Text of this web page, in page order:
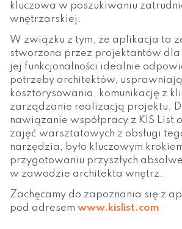
kluczowa w poszukiwaniu
wnętrzarskiej.
W związku z tym, że aplikacja ta
stworzona przez projektantów
jej funkcjonalności idealnie
potrzeby architektów,
kosztorysowania, komunikację z
zarządzanie realizacją projektu.
nawiązanie współpracy z KIS List
zajęć warsztatowych z obsługi
narzędzia, było kluczowym
przygotowaniu przyszłych
w zawodzie architekta wnętrz.
Zachęcamy do zapoznania się z
pod adresem www.kislist.com